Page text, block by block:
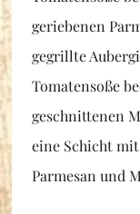
geriebenen
gegrillte
Tomatensoße
geschnittenen
eine Schicht
Parmesan und